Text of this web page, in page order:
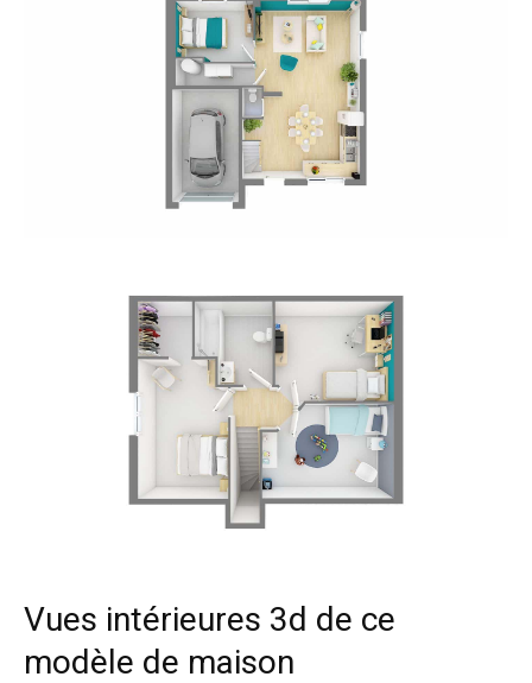
Vues intérieures 3d de ce
modèle de maison